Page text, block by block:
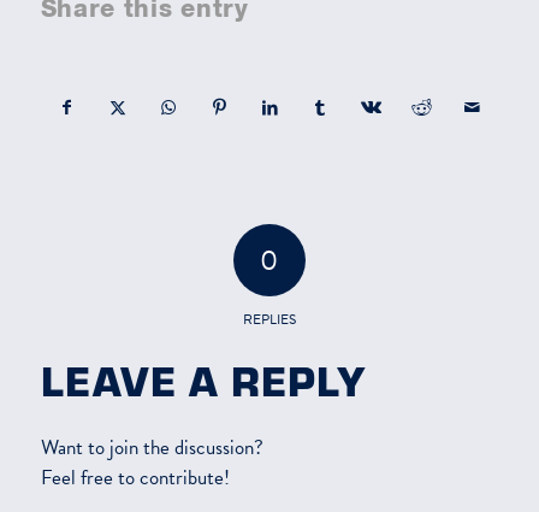
Share this entry
0
REPLIES
LEAVE A REPLY
Want to join the discussion?
Feel free to contribute!